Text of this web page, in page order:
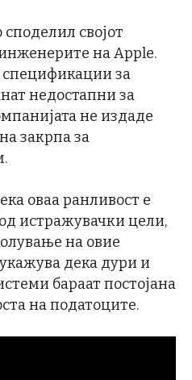
својот
на Apple.
за
недостапни за
не издаде
закрпа за
оваа ранливост е
истражувачки цели,
на овие
дека дури и
бараат постојана
на податоците.